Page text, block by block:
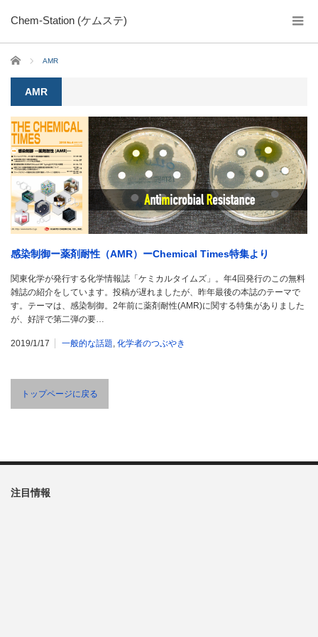
Chem-Station (ケムステ)
ホーム AMR
AMR
感染制御ー薬剤耐性（AMR）ーChemical Times特集より
関東化学が発行する化学情報誌「ケミカルタイムズ」。年4回発行のこの無料
雑誌の紹介をしています。投稿が遅れましたが、昨年最後の本誌のテーマで
す。テーマは、感染制御。2年前に薬剤耐性(AMR)に関する特集がありました
が、好評で第二弾の要…
2019/1/17 一般的な話題 化学者のつぶやき
トップページに戻る
注目情報